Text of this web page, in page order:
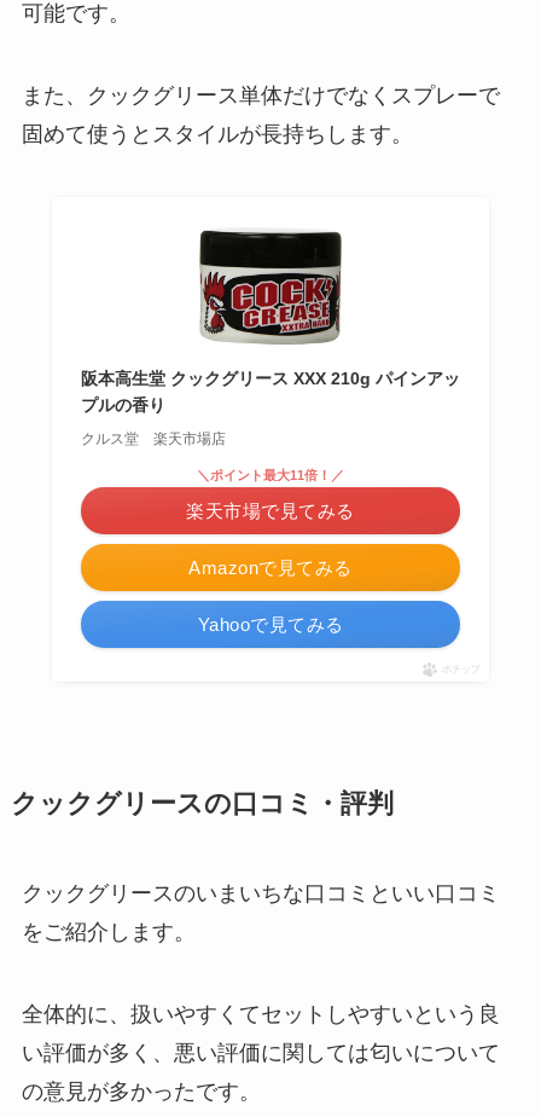
可能です。
また、クックグリース単体だけでなくスプレーで
固めて使うとスタイルが長持ちします。
阪本高生堂 クックグリース XXX 210g パインアッ
プルの香り
クルス堂 楽天市場店
Amazonで見てみる
＼ポイント最大11倍！／
楽天市場で見てみる
Yahooで見てみる
ポチップ
クックグリースの口コミ・評判
クックグリースのいまいちな口コミといい口コミ
をご紹介します。
全体的に、扱いやすくてセットしやすいという良
い評価が多く、悪い評価に関しては匂いについて
の意見が多かったです。